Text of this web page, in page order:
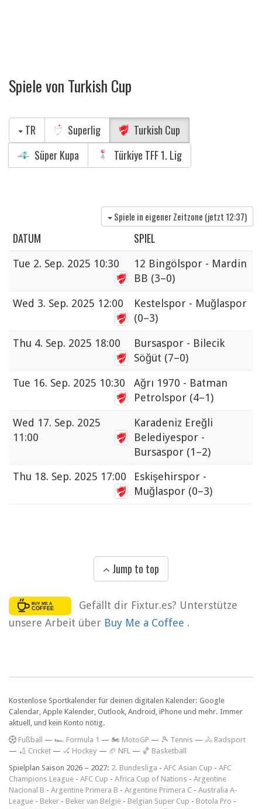
Spiele von Turkish Cup
TR Superlig
Turkish Cup
Süper Kupa
Türkiye TFF 1. Lig
Spiele in eigener Zeitzone (jetzt 12:37)
DATUM SPIEL
Tue 2. Sep. 2025 10:30
12 Bingölspor - Mardin
BB (3–0)
Wed 3. Sep. 2025 12:00
Kestelspor - Muğlaspor
(0–3)
Thu 4. Sep. 2025 18:00
Bursaspor - Bilecik
Söğüt (7–0)
Tue 16. Sep. 2025 10:30
Ağrı 1970 - Batman
Petrolspor (4–1)
Wed 17. Sep. 2025
11:00
Karadeniz Ereğli
Belediyespor -
Bursaspor (1–2)
Thu 18. Sep. 2025 17:00
Eskişehirspor -
Muğlaspor (0–3)
Jump to top
Gefällt dir Fixtur.es? Unterstütze
unsere Arbeit über Buy Me a Coffee .
Kostenlose Sportkalender für deinen digitalen Kalender: Google
Calendar, Apple Kalender, Outlook, Android, iPhone und mehr. Immer
aktuell, und kein Konto nötig.
Fußball — 🏎️ Formula 1 — 🏍 MotoGP — 🎾 Tennis — 🚴 Radsport
— 🏏 Cricket — 🏑 Hockey — 🏈 NFL — 🏀 Basketball
Spielplan Saison 2026 – 2027: 2. Bundesliga - AFC Asian Cup - AFC
Champions League - AFC Cup - Africa Cup of Nations - Argentine
Nacional B - Argentine Primera B - Argentine Primera C - Australia A-
League - Beker - Beker van België - Belgian Super Cup - Botola Pro -